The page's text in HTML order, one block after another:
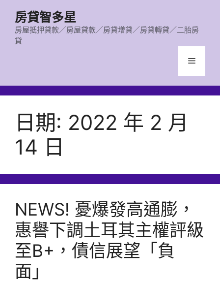
房貸智多星
房屋抵押貸款／房屋貸款／房貸增貸／房貸轉貸／二胎房
貸
選
日期: 2022 年 2 月
14 日
NEWS! 憂爆發高通膨，
惠譽下調土耳其主權評級
至B+，債信展望「負
面」